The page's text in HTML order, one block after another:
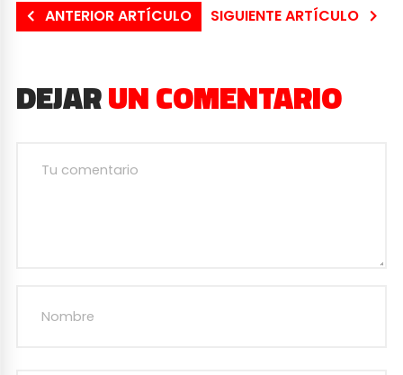
ANTERIOR ARTÍCULO SIGUIENTE ARTÍCULO
DEJARUN COMENTARIO